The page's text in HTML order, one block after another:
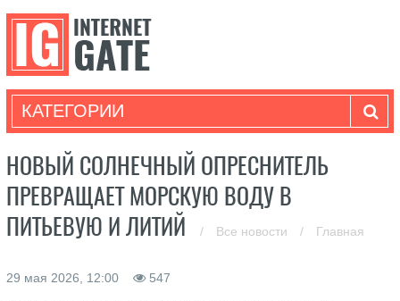
КАТЕГОРИИ
НОВЫЙ СОЛНЕЧНЫЙ ОПРЕСНИТЕЛЬ
ПРЕВРАЩАЕТ МОРСКУЮ ВОДУ В
ПИТЬЕВУЮ И ЛИТИЙ
/ Все новости / Главная
29 мая 2026, 12:00 547